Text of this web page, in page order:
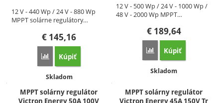
12 V - 440 Wp / 24 V - 880 Wp
MPPT solárne regulátory…
€ 145,16
Porovnať
Kúpiť
Dostupnosť:
Skladom
12 V - 500 Wp / 24 V - 1000 Wp /
48 V - 2000 Wp MPPT…
€189,64
Porovnať
Kúpiť
Dostupnosť:
Skladom
MPPT solárny regulátor
Victron Energy 50A 100V
MPPT solárny regulátor
Victron Energy 45A 150V Tr